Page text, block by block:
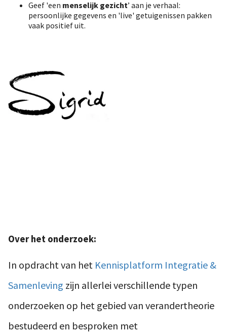
Geef 'een menselijk gezicht’ aan je verhaal:
persoonlijke gegevens en 'live' getuigenissen pakken
vaak positief uit.
Over het onderzoek:
In opdracht van het Kennisplatform Integratie &
Samenleving zijn allerlei verschillende typen
onderzoeken op het gebied van verandertheorie
bestudeerd en besproken met